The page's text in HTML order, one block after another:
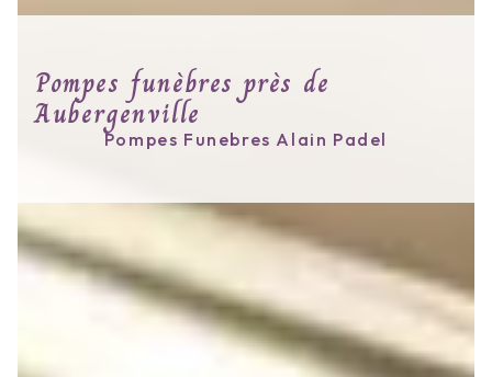
Pompes funèbres près de
Aubergenville
Pompes Funebres Alain Padel